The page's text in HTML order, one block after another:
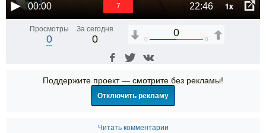
00:00 22:46 1x
6
Просмотры
0
За сегодня
0
0
0 0
Поддержите проект — смотрите без рекламы!
Отключить рекламу
Читать комментарии